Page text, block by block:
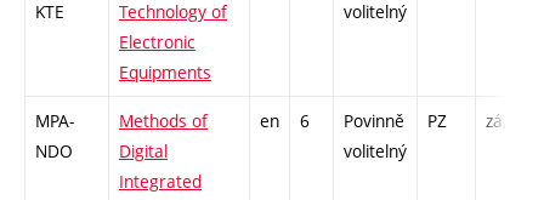
KTE
Technology of
Electronic
Equipments
volitelný
MPA-
NDO
Methods of
Digital
Integrated
en 6
Povinně
volitelný
PZ zá,zk